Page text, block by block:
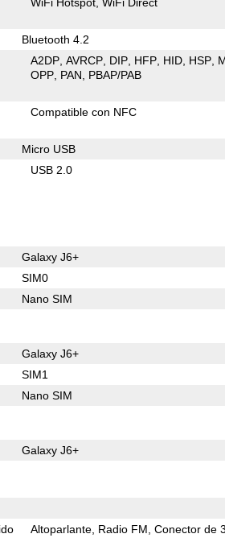
Bluetooth 4.2
A2DP AVRCP DIP HFP HID HSP
OPP PAN PBAP/PAB
Compatible con NFC
Micro USB
USB 2.0
Galaxy J6+
SIM0
Nano SIM
Galaxy J6+
SIM1
Nano SIM
Galaxy J6+
Altoparlante Radio FM Conector de